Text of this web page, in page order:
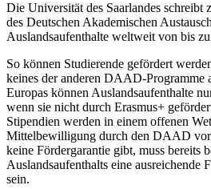
Die Universität des Saarlandes schreibt
des Deutschen Akademischen
Auslandsaufenthalte weltweit von bis
So können Studierende gefördert
keines der anderen DAAD-Programme
Europas können Auslandsaufenthalte
wenn sie nicht durch Erasmus+
Stipendien werden in einem offenen
Mittelbewilligung durch den DAAD
keine Fördergarantie gibt, muss bereits
Auslandsaufenthalts eine ausreichende
sein.